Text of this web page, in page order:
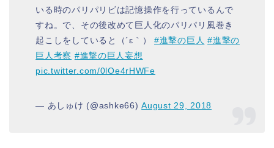
いる時のパリパリビは記憶操作を行っているんで
すね。で、その後改めて巨人化のパリパリ風巻き
起こしをしていると（´ε｀） #進撃の巨人 #進撃の
巨人考察 #進撃の巨人妄想
pic.twitter.com/0lOe4rHWFe
— あしゅけ (@ashke66)August 29, 2018